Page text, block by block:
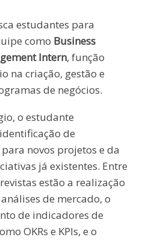
estudantes para
como Business
Intern, função
na criação, gestão e
de negócios.
o estudante
de
novos projetos e da
já existentes. Entre
estão a realização
de mercado, o
de indicadores de
OKRs e KPIs, e o